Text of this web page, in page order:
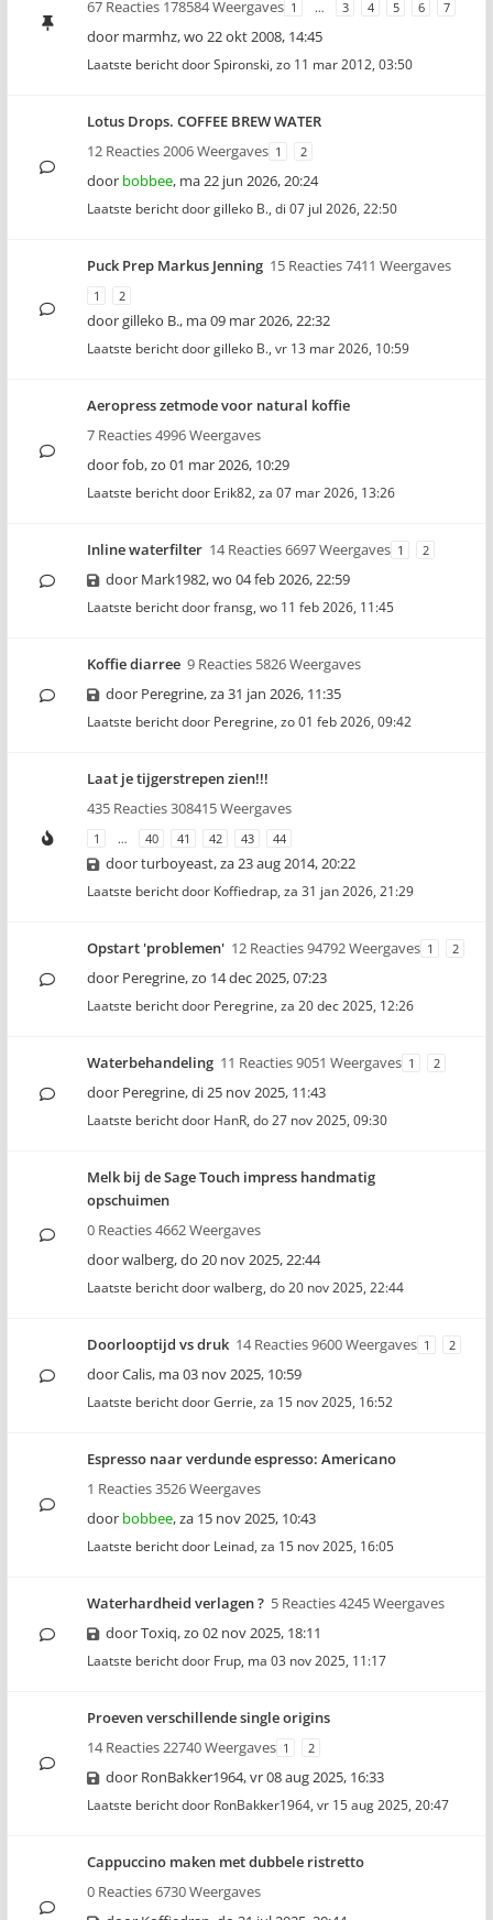
67 Reacties 178584 Weergaves 1 … 3 4 5 6 7
door marmhz,wo 22 okt 2008, 14:45
Laatste bericht doorSpironski, zo 11 mar 2012, 03:50
Lotus Drops. COFFEE BREW WATER
12 Reacties 2006 Weergaves 1 2
door bobbee, ma 22 jun 2026, 20:24
Laatste bericht doorgilleko B., di 07 jul 2026, 22:50
Puck Prep Markus Jenning 15 Reacties 7411 Weergaves
1 2
doorgilleko B., ma 09 mar 2026, 22:32
Laatste bericht doorgilleko B., vr 13 mar 2026, 10:59
Aeropress zetmode voor natural koffie
7 Reacties 4996 Weergaves
doorfob,zo 01 mar 2026, 10:29
Laatste bericht door Erik82, za 07 mar 2026, 13:26
Inline waterfilter 14 Reacties 6697 Weergaves 1 2
door Mark1982,wo 04 feb 2026, 22:59
Laatste bericht doorfransg, wo 11 feb 2026, 11:45
Koffie diarree 9 Reacties 5826 Weergaves
door Peregrine,za 31 jan 2026, 11:35
Laatste bericht door Peregrine, zo 01 feb 2026, 09:42
Laat je tijgerstrepen zien!!!
435 Reacties 308415 Weergaves
1 … 40 41 42 43 44
doorturboyeast,za 23 aug 2014, 20:22
Laatste bericht door Koffiedrap, za 31 jan 2026, 21:29
Opstart 'problemen' 12 Reacties 94792 Weergaves 1 2
door Peregrine,zo 14 dec 2025, 07:23
Laatste bericht door Peregrine, za 20 dec 2025, 12:26
Waterbehandeling 11 Reacties 9051 Weergaves 1 2
door Peregrine,di 25 nov 2025, 11:43
Laatste bericht door HanR, do 27 nov 2025, 09:30
Melk bij de Sage Touch impress handmatig
opschuimen
0 Reacties 4662 Weergaves
doorwalberg,do 20 nov 2025, 22:44
Laatste bericht doorwalberg, do 20 nov 2025, 22:44
Doorlooptijd vs druk 14 Reacties 9600 Weergaves 1 2
doorCalis, ma 03 nov 2025, 10:59
Laatste bericht doorGerrie, za 15 nov 2025, 16:52
Espresso naar verdunde espresso: Americano
1 Reacties 3526 Weergaves
door bobbee,za 15 nov 2025, 10:43
Laatste bericht door Leinad, za 15 nov 2025, 16:05
Waterhardheid verlagen ? 5 Reacties 4245 Weergaves
doorToxiq,zo 02 nov 2025, 18:11
Laatste bericht door Frup, ma 03 nov 2025, 11:17
Proeven verschillende single origins
14 Reacties 22740 Weergaves 1 2
door RonBakker1964,vr 08 aug 2025, 16:33
Laatste bericht door RonBakker1964, vr 15 aug 2025, 20:47
Cappuccino maken met dubbele ristretto
0 Reacties 6730 Weergaves